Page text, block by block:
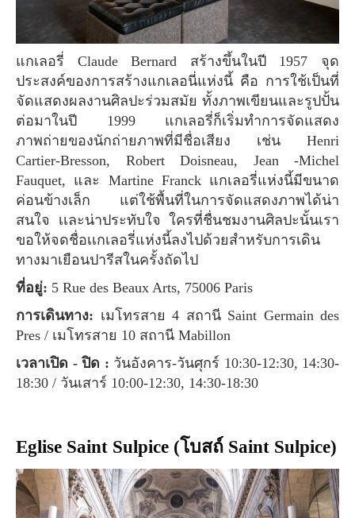
แกเลอรี่ Claude Bernard สร้างขึ้นในปี 1957 จุด
ประสงค์ของการสร้างแกเลอนี่แห่งนี้ คือ การใช้เป็นที่
จัดแสดงผลงานศิลปะร่วมสมัย ทั้งภาพเขียนและรูปปั้น
ต่อมาในปี 1999 แกเลอรี่ก็เริ่มทำการจัดแสดง
ภาพถ่ายของนักถ่ายภาพที่มีชื่อเสียง เช่น Henri
Cartier-Bresson, Robert Doisneau, Jean -Michel
Fauquet, และ Martine Franck แกเลอรี่แห่งนี้มีขนาด
ค่อนข้างเล็ก แต่ใช้พื้นที่ในการจัดแสดงภาพได้น่า
สนใจ เเละน่าประทับใจ ใครที่ชื่นชมงานศิลปะนั้นเรา
ขอให้จดชื่อเเกเลอรี่แห่งนี้ลงไปด้วยสำหรับการเดิน
ทางมาเยือนปารีสในครั้งถัดไป
ที่อยู่: 5 Rue des Beaux Arts, 75006 Paris
การเดินทาง: เมโทรสาย 4 สถานี Saint Germain des
Pres / เมโทรสาย 10 สถานี Mabillon
เวลาเปิด - ปิด : วันอังคาร-วันศุกร์ 10:30-12:30, 14:30-
18:30 / วันเสาร์ 10:00-12:30, 14:30-18:30
Eglise Saint Sulpice (โบสถ์ Saint Sulpice)